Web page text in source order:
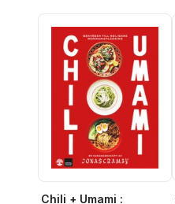
Chili + Umami :